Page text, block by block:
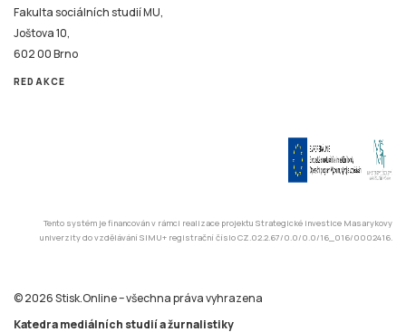
Fakulta sociálních studií MU,
Joštova 10,
602 00 Brno
REDAKCE
Tento systém je financován v rámci realizace projektu Strategické investice Masarykovy
univerzity do vzdělávání SIMU+ registrační číslo CZ.02.2.67/0.0/0.0/16_016/0002416.
© 2026 Stisk.Online – všechna práva vyhrazena
Katedra mediálních studií a žurnalistiky